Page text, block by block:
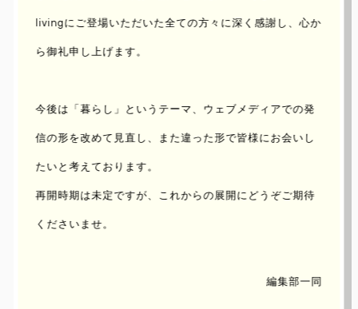
livingにご登場いただいた全ての方々に深く感謝し、心か
ら御礼申し上げます。
今後は「暮らし」というテーマ、ウェブメディアでの発
信の形を改めて見直し、 また違った形で皆様にお会いし
たいと考えております。
再開時期は未定ですが、これからの展開にどうぞご期待
くださいませ。
編集部一同